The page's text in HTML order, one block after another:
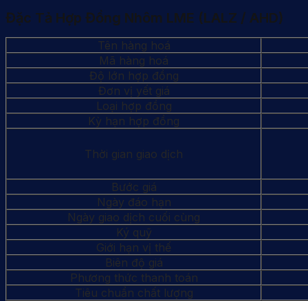
Đặc Tả Hợp Đồng Nhôm LME (LALZ / AHD)
Tên hàng hoá
Mã hàng hoá
Độ lớn hợp đồng
Đơn vị yết giá
Loại hợp đồng
Kỳ hạn hợp đồng
Thời gian giao dịch
Bước giá
Ngày đáo hạn
Ngày giao dịch cuối cùng
Ký quỹ
Giới hạn vị thế
Biên độ giá
Phương thức thanh toán
Tiêu chuẩn chất lượng